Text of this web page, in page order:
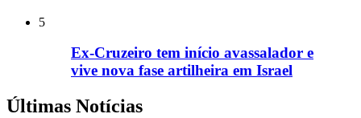
5
Ex-Cruzeiro tem início avassalador e
vive nova fase artilheira em Israel
Últimas Notícias